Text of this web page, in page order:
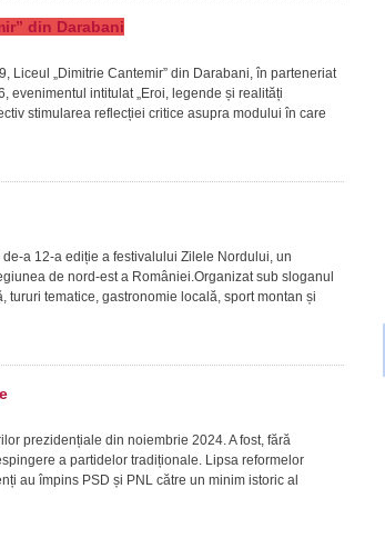
din Darabani
Liceul „Dimitrie Cantemir” din Darabani, în parteneriat
evenimentul intitulat „Eroi, legende și realități
stimularea reflecției critice asupra modului în care
a 12-a ediție a festivalului Zilele Nordului, un
de nord-est a României.Organizat sub sloganul
tururi tematice, gastronomie locală, sport montan și
prezidențiale din noiembrie 2024. A fost, fără
a partidelor tradiționale. Lipsa reformelor
au împins PSD și PNL către un minim istoric al